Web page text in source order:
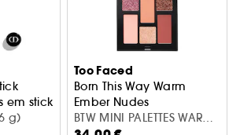
em stick ultra-fundente à prova de água
g)
Too Faced
Born This Way Warm
Ember Nudes
Paleta de sombras para os
BTW MINI PALETTES WARM